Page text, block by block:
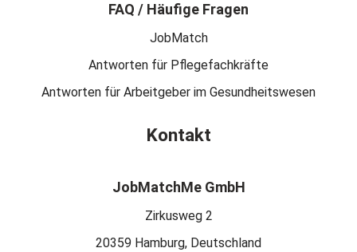
FAQ / Häufige Fragen
JobMatch
Antworten für Pflegefachkräfte
Antworten für Arbeitgeber im Gesundheitswesen
Kontakt
JobMatchMe GmbH
Zirkusweg 2
20359 Hamburg, Deutschland